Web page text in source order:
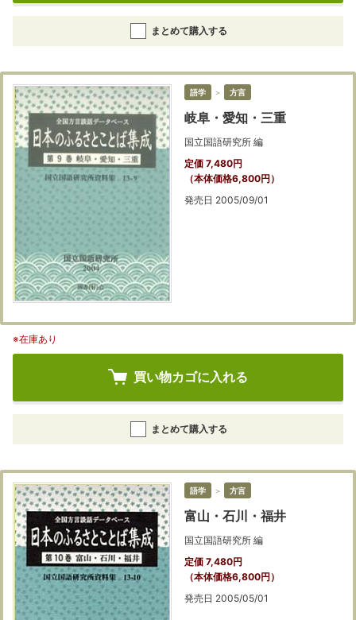
まとめて購入する
語学 ＞ 方言
岐阜・愛知・三重
国立国語研究所 編
定価 7,480円
（本体価格6,800円）
発売日 2005/09/01
※在庫あり
買い物カゴに入れる
まとめて購入する
語学 ＞ 方言
富山・石川・福井
国立国語研究所 編
定価 7,480円
（本体価格6,800円）
発売日 2005/05/01